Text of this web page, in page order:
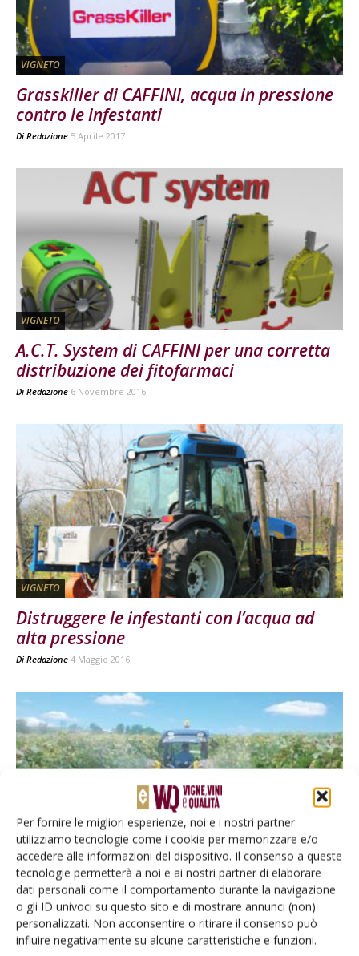
Per fornire le migliori esperienze, noi e i nostri partner
utilizziamo tecnologie come i cookie per memorizzare e/o
accedere alle informazioni del dispositivo. Il consenso a queste
tecnologie permetterà a noi e ai nostri partner di elaborare
dati personali come il comportamento durante la navigazione
o gli ID univoci su questo sito e di mostrare annunci (non)
personalizzati. Non acconsentire o ritirare il consenso può
influire negativamente su alcune caratteristiche e funzioni.
VIGNETO
Grasskiller di CAFFINI, acqua in pressione
contro le infestanti
Di Redazione 5 Aprile 2017
VIGNETO
A.C.T. System di CAFFINI per una corretta
distribuzione dei fitofarmaci
Di Redazione 6 Novembre 2016
VIGNETO
Distruggere le infestanti con l’acqua ad
alta pressione
Di Redazione 4 Maggio 2016
VIGNETO
Atomizzatori CAFFINI per un vigneto sano,
pulito e produttivo
DiRedazione 21 Marzo 2015